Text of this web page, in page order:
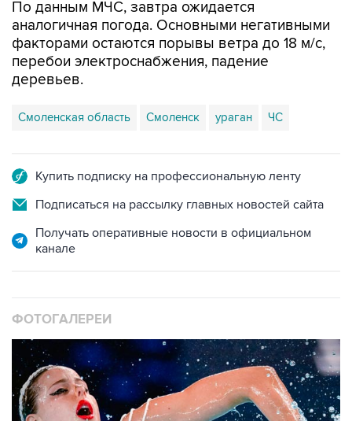
факторами остаются порывы ветра до 18 м/с,
перебои электроснабжения, падение
деревьев.
Смоленская область
Подписаться на рассылку главных новостей сайта
Получать оперативные новости в официальном
канале